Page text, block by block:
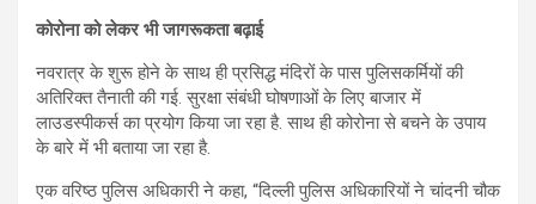
कोरोना को लेकर भी जागरूकता बढ़ाई
नवरात्र के शुरू होने के साथ ही प्रसिद्ध मंदिरों के पास पुलिसकर्मियों की
अतिरिक्त तैनाती की गई. सुरक्षा संबंधी घोषणाओं के लिए बाजार में
लाउडस्पीकर्स का प्रयोग किया जा रहा है. साथ ही कोरोना से बचने के उपाय
के बारे में भी बताया जा रहा है.
एक वरिष्ठ पुलिस अधिकारी ने कहा, “दिल्ली पुलिस अधिकारियों ने चांदनी चौक